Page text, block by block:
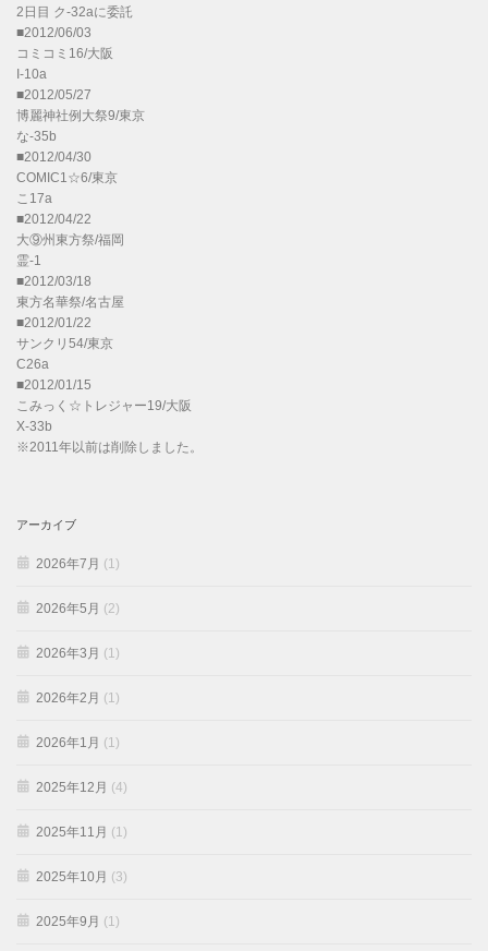
2日目 ク-32aに委託
■2012/06/03
コミコミ16/大阪
I-10a
■2012/05/27
博麗神社例大祭9/東京
な-35b
■2012/04/30
COMIC1☆6/東京
こ17a
■2012/04/22
大⑨州東方祭/福岡
霊-1
■2012/03/18
東方名華祭/名古屋
■2012/01/22
サンクリ54/東京
C26a
■2012/01/15
こみっく☆トレジャー19/大阪
X-33b
※2011年以前は削除しました。
アーカイブ
2026年7月 (1)
2026年5月 (2)
2026年3月 (1)
2026年2月 (1)
2026年1月 (1)
2025年12月 (4)
2025年11月 (1)
2025年10月 (3)
2025年9月 (1)